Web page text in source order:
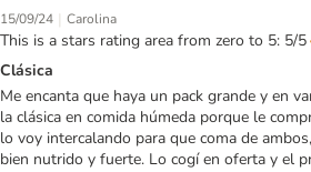
15/09/24 | Carolina
This is a stars rating area from zero to 5: 5/5
Clásica
Me encanta que haya un pack grande y en
la clásica en comida húmeda porque le
lo voy intercalando para que coma de
bien nutrido y fuerte. Lo cogí en oferta y el